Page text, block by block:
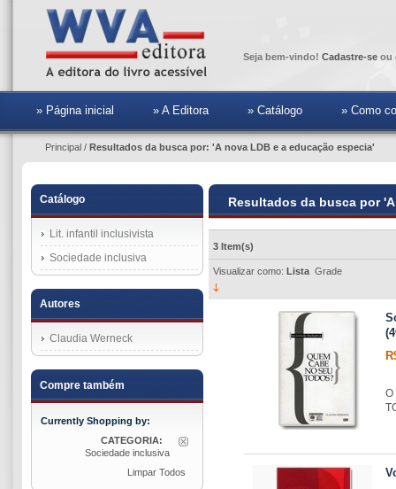
Seja bem-vindo! Cadastre-se ou
» Página inicial » A Editora » Catálogo » Como
Principal / Resultados da busca por: 'A nova LDB e a educação especia'
Resultados da busca por
3 Item(s)
Visualizar como: Lista Grade
O
Catálogo
Lit. infantil inclusivista
Sociedade inclusiva
Autores
Claudia Werneck
Compre também
Currently Shopping by:
CATEGORIA:
Sociedade inclusiva
Limpar Todos